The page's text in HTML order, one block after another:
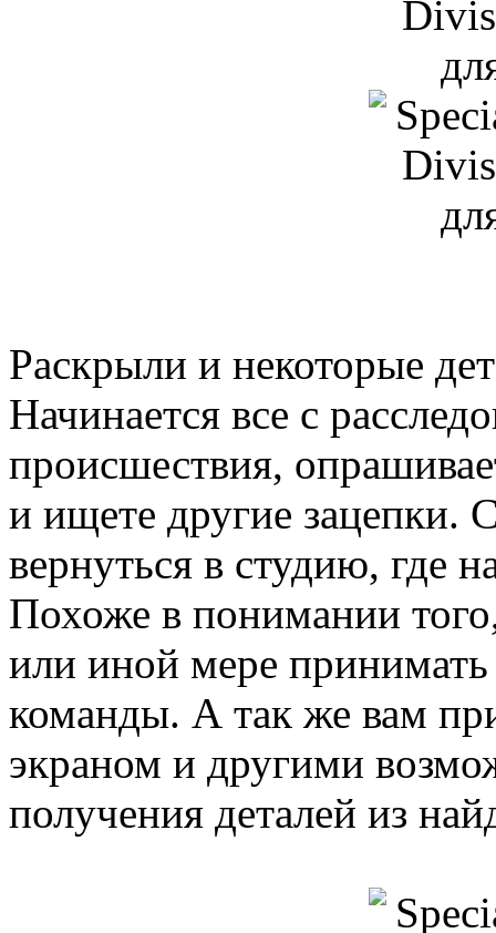
Раскрыли и некоторые
Начинается все с
происшествия,
и ищете другие зацепки.
вернуться в студию, где
Похоже в понимании
или иной мере
команды. А так же вам
экраном и другими
получения деталей из